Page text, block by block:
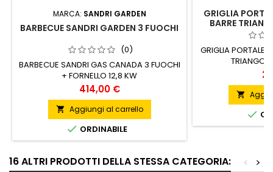
MARCA: SANDRI GARDEN
BARBECUE SANDRI GARDEN 3 FUOCHI
(0)
BARBECUE SANDRI GAS CANADA 3 FUOCHI
+ FORNELLO 12,8 KW
Prezzo
414,00 €
 Aggiungi al carrello
 ORDINABILE
GRIGLIA
BARRE
GRIGLIA


16 ALTRI PRODOTTI DELLA STESSA CATEGORIA: >
<